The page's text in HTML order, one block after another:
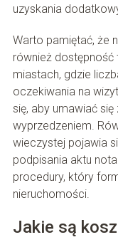
uzyskania
Warto pamiętać, że
również dostępność
miastach, gdzie
oczekiwania na
się, aby umawiać
wyprzedzeniem.
wieczystej pojawia
podpisania aktu
procedury, który
nieruchomości.
Jakie są